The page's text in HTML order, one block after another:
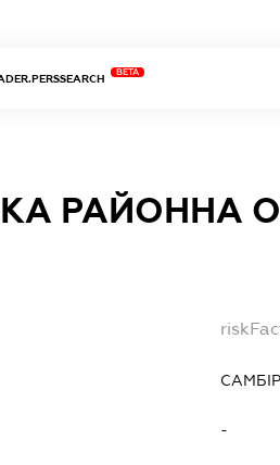
BETA
РАЙОННА
-